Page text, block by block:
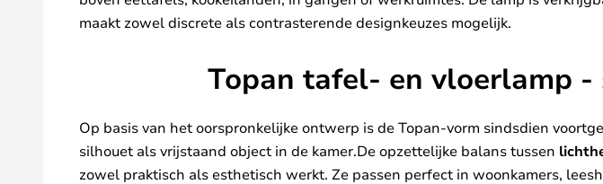
maakt zowel discrete als contrasterende designkeuzes mogelijk.
Topan tafel- en vloerlamp
Op basis van het oorspronkelijke ontwerp is de Topan-vorm sindsdien
silhouet als vrijstaand object in de kamer.De opzettelijke balans tussen
zowel praktisch als esthetisch werkt. Ze passen perfect in woonkamers,